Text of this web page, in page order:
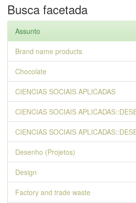
Busca facetada
Assunto
Brand name products
Chocolate
CIENCIAS SOCIAIS APLICADAS
CIENCIAS SOCIAIS
CIENCIAS SOCIAIS
Desenho (Projetos)
Design
Factory and trade waste